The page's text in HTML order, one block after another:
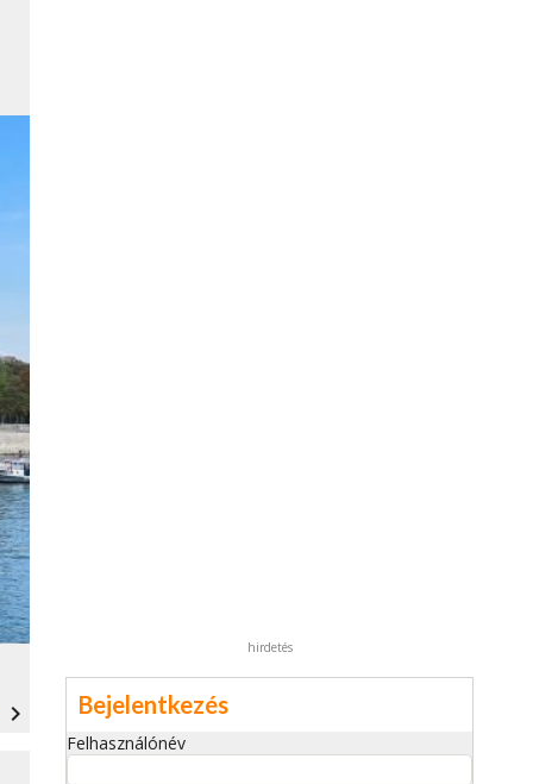
navigate_next
hirdetés
Bejelentkezés
Felhasználónév